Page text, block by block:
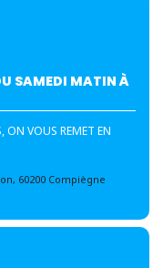
SAMEDI MATIN À
ON VOUS REMET EN
60200 Compiègne